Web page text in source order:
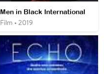
Men in Black International
Film • 2019